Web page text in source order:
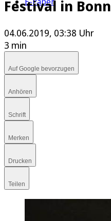
Festival in Bonn
04.06.2019, 03:38 Uhr
3 min
Auf Google bevorzugen
Anhören
Schrift
Merken
Drucken
Teilen